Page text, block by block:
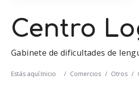
Centro
Gabinete de dificultades de
Estás aquí:Inicio / Comercios / Otros /